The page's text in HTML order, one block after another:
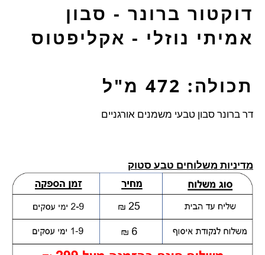
דוקטור ברונר - סבון
אמיתי נוזלי - אקליפטוס
תכולה: 472 מ"ל
דר ברונר סבון טבעי משמנים אורגניים
מדיניות משלוחים טבע סטוק